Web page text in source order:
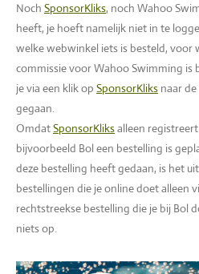
Noch SponsorKliks, noch Wahoo
heeft, je hoeft namelijk niet in te
welke webwinkel iets is besteld, voor
commissie voor Wahoo Swimming is
je via een klik op SponsorKliks naar
gegaan.
OmdatSponsorKliksalleen
bijvoorbeeld Bol een bestelling is
deze bestelling heeft gedaan, is het
bestellingen die je online doet alleen
rechtstreekse bestelling die je bij Bol
niets op.